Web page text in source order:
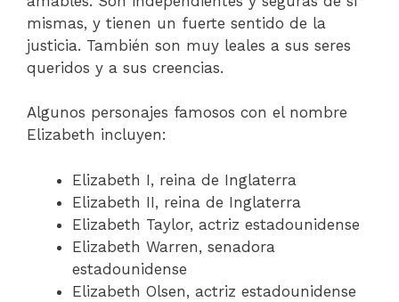
mismas, y tienen un fuerte sentido de la
justicia. También son muy leales a sus seres
queridos y a sus creencias.
Algunos personajes famosos con el nombre
Elizabeth incluyen:
Elizabeth I, reina de Inglaterra
Elizabeth II, reina de Inglaterra
Elizabeth Taylor, actriz estadounidense
Elizabeth Warren, senadora
estadounidense
Elizabeth Olsen, actriz estadounidense